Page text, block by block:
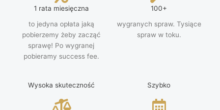
1 rata miesięczna
to jedyna opłata jaką
pobierzemy żeby zacząć
sprawę! Po wygranej
pobieramy success fee.
100+
wygranych spraw. Tysiące
spraw w toku.
Wysoka skuteczność Szybko